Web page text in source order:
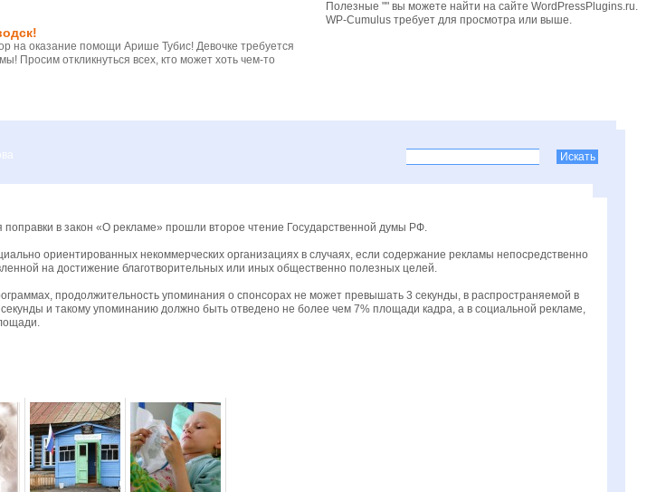
на оказание помощи Арише Тубис! Девочке требуется
Просим откликнуться всех, кто может хоть чем-то
Полезные "" вы можете найти на сайте WordPressPlugins.ru.
WP-Cumulus требует для просмотра или выше.
в закон «О рекламе» прошли второе чтение Государственной думы РФ.
ориентированных некоммерческих организациях в случаях, если содержание рекламы непосредственно
на достижение благотворительных или иных общественно полезных целей.
продолжительность упоминания о спонсорах не может превышать 3 секунды, в распространяемой в
и такому упоминанию должно быть отведено не более чем 7% площади кадра, а в социальной рекламе,